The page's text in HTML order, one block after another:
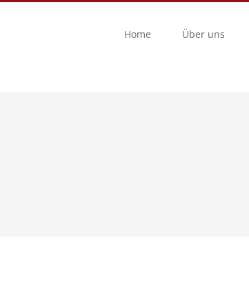
Home Über uns